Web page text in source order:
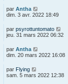
par Antha
dim. 3 avr. 2022 18:49
par psyrottuntomato
jeu. 31 mars 2022 06:32
par Antha
dim. 20 mars 2022 16:08
par Flying
sam. 5 mars 2022 12:38